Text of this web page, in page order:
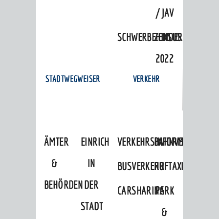
/ JAV
ZENSUS
2022
STADTWEGWEISER
ÄMTER
&
BEHÖRDEN
EINRICHTUNGEN
IN
DER
STADT
VERKEHR
VERKEHRSINFORMATIONEN
BAHNVERKEHR
BUSVERKEHRRUFTAXI
CARSHARINGPARK
&